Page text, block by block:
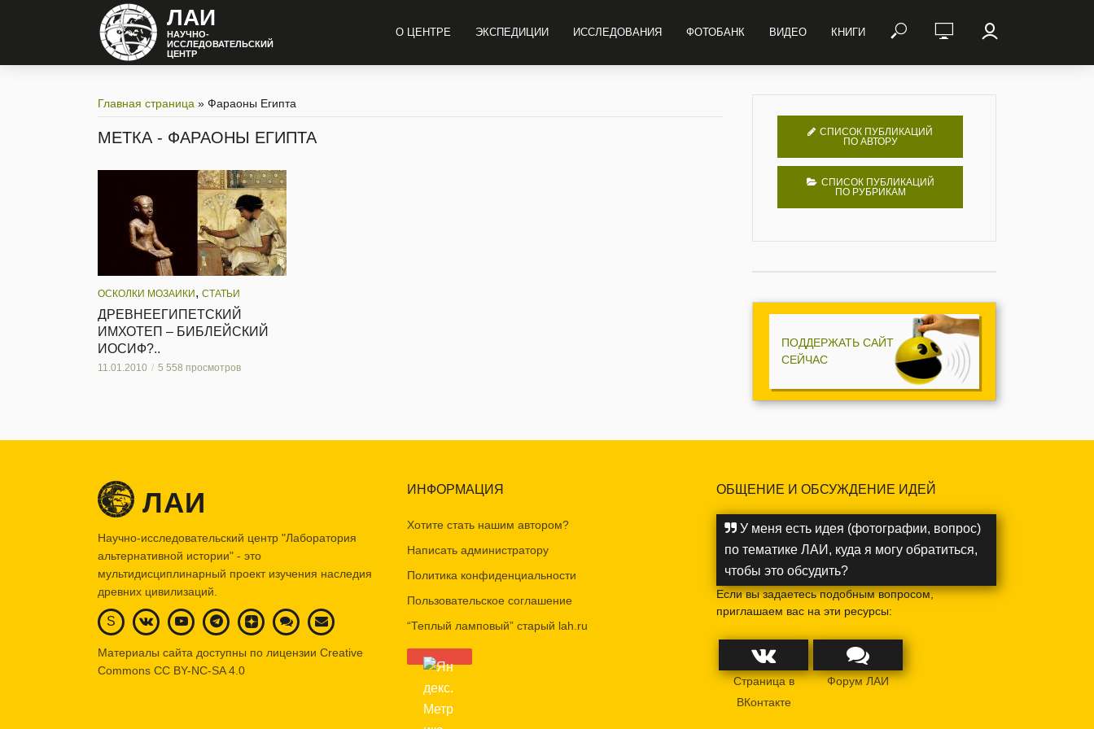
ЛАИ
НАУЧНО-
ИССЛЕДОВАТЕЛЬСКИЙ
ЦЕНТР
О ЦЕНТРЕ ЭКСПЕДИЦИИ ИССЛЕДОВАНИЯ ФОТОБАНК ВИДЕО КНИГИ
Главная страница » Фараоны Египта
МЕТКА - ФАРАОНЫ ЕГИПТА
ОСКОЛКИ МОЗАИКИ , СТАТЬИ
ДРЕВНЕЕГИПЕТСКИЙ
ИМХОТЕП – БИБЛЕЙСКИЙ
ИОСИФ?..
11.01.2010 5 558 просмотров
СПИСОК ПУБЛИКАЦИЙ
ПО АВТОРУ
СПИСОК ПУБЛИКАЦИЙ
ПО РУБРИКАМ
ПОДДЕРЖАТЬ САЙТ
СЕЙЧАС
ЛАИ
Научно-исследовательский центр "Лаборатория
альтернативной истории" - это
мультидисциплинарный проект изучения наследия
древних цивилизаций.
S
Материалы сайта доступны по лицензии Creative
Commons CC BY-NC-SA 4.0
ИНФОРМАЦИЯ
Хотите стать нашим автором?
Написать администратору
Политика конфиденциальности
Пользовательское соглашение
“Теплый ламповый” старый lah.ru
ОБЩЕНИЕ И ОБСУЖДЕНИЕ ИДЕЙ
У меня есть идея (фотографии, вопрос)
по тематике ЛАИ, куда я могу обратиться,
чтобы это обсудить?
Если вы задаетесь подобным вопросом,
приглашаем вас на эти ресурсы:
Страница в
ВКонтакте
Форум ЛАИ